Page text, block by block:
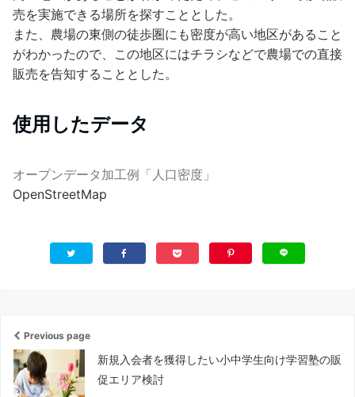
売を実施できる場所を探すこととした。
また、農場の東側の徒歩圏にも密度が高い地区があること
がわかったので、この地区にはチラシなどで農場での直接
販売を告知することとした。
使用したデータ
オープンデータ加工例「人口密度」
OpenStreetMap
Previous page
新規入会者を獲得したい小中学生向け学習塾の販
促エリア検討